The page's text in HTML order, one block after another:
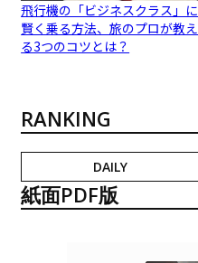
飛行機の「ビジネスクラス」に
賢く乗る方法、旅のプロが教え
る3つのコツとは？
RANKING
DAILY
紙面PDF版